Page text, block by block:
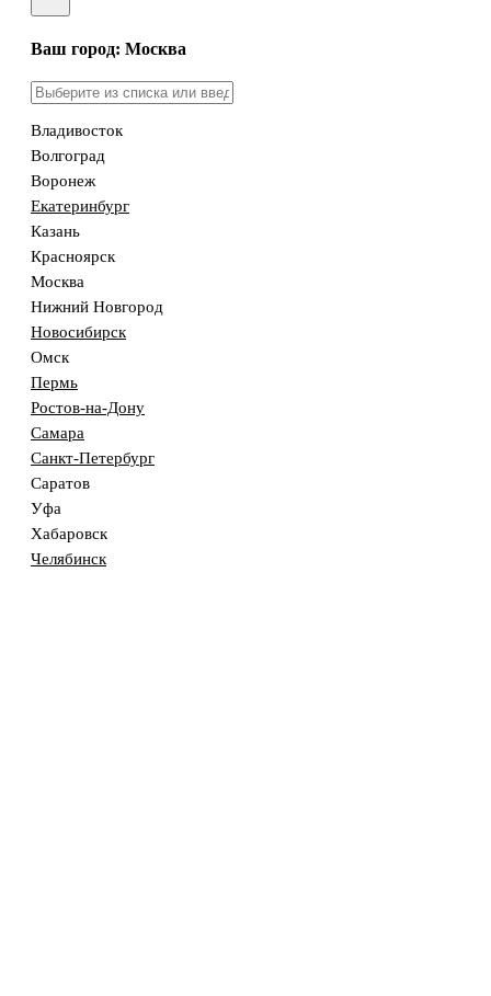
Ваш город: Москва
Владивосток
Волгоград
Воронеж
Екатеринбург
Казань
Красноярск
Москва
Нижний Новгород
Новосибирск
Омск
Пермь
Ростов-на-Дону
Самара
Санкт-Петербург
Саратов
Уфа
Хабаровск
Челябинск